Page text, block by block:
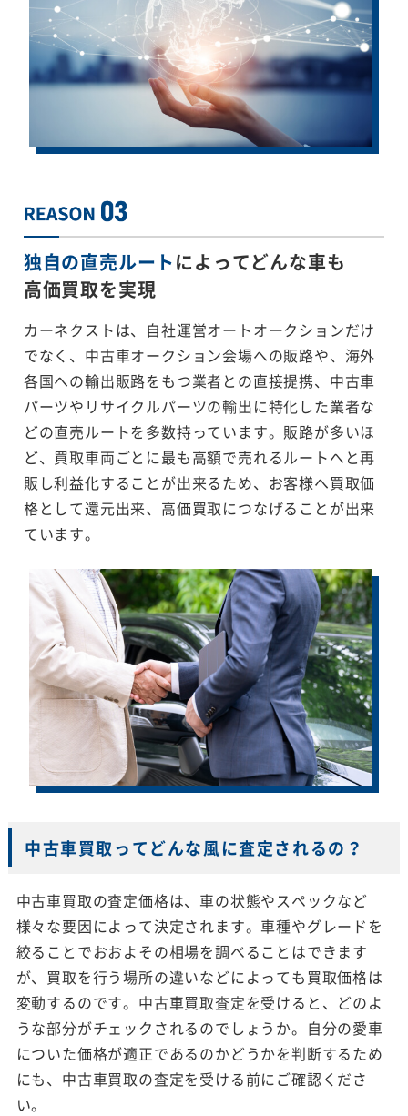
独自の直売ルートによってどんな車も
高価買取を実現
カーネクストは、自社運営オートオークションだけ
でなく、中古車オークション会場への販路や、海外
各国への輸出販路をもつ業者との直接提携、中古車
パーツやリサイクルパーツの輸出に特化した業者な
どの直売ルートを多数持っています。販路が多いほ
ど、買取車両ごとに最も高額で売れるルートへと再
販し利益化することが出来るため、お客様へ買取価
格として還元出来、高価買取につなげることが出来
ています。
中古車買取ってどんな風に査定されるの？
中古車買取の査定価格は、車の状態やスペックなど
様々な要因によって決定されます。車種やグレードを
絞ることでおおよその相場を調べることはできます
が、買取を行う場所の違いなどによっても買取価格は
変動するのです。中古車買取査定を受けると、どのよ
うな部分がチェックされるのでしょうか。自分の愛車
についた価格が適正であるのかどうかを判断するため
にも、中古車買取の査定を受ける前にご確認くださ
い。